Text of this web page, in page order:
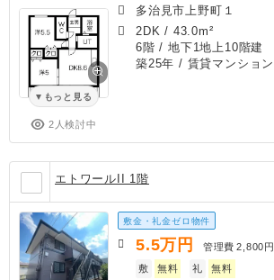
もっと見る
2人検討中
多治見市上野町１
2DK / 43.0m²
6階 / 地下1地上10階建
築25年 / 賃貸マンション
エトワールII 1階
敷金・礼金ゼロ物件
5.5万円 管理費 2,800円
敷
無料 礼 無料